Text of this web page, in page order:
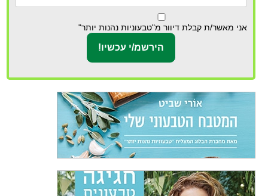
אני מאשר/ת קבלת דיוור מ"טבעוניות נהנות יותר"